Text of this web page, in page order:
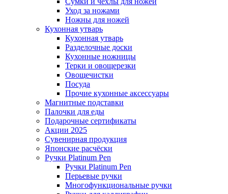
Уход за ножами
Ножны для ножей
Кухонная утварь
Кухонная утварь
Разделочные доски
Кухонные ножницы
Терки и овощерезки
Овощечистки
Посуда
Прочие кухонные аксессуары
Магнитные подставки
Палочки для еды
Подарочные сертификаты
Акции 2025
Сувенирная продукция
Японские расчёски
Ручки Platinum Pen
Ручки Platinum Pen
Перьевые ручки
Многофункциональные ручки